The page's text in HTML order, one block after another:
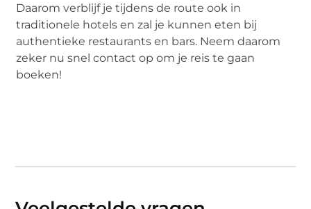
Daarom verblijf je tijdens de route ook in
traditionele hotels en zal je kunnen eten bij
authentieke restaurants en bars. Neem daarom
zeker nu snel contact op om je reis te gaan
boeken!